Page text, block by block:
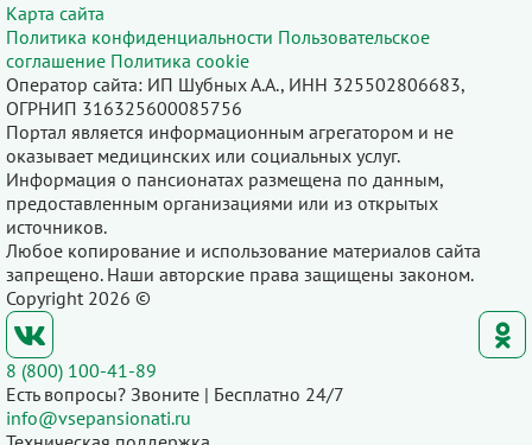
Карта сайта
Политика конфиденциальности Пользовательское
соглашение Политика cookie
Оператор сайта: ИП Шубных А.А., ИНН 325502806683,
ОГРНИП 316325600085756
Портал является информационным агрегатором и не
оказывает медицинских или социальных услуг.
Информация о пансионатах размещена по данным,
предоставленным организациями или из открытых
источников.
Любое копирование и использование материалов сайта
запрещено. Наши авторские права защищены законом.
Copyright 2026 ©
8 (800) 100-41-89
Есть вопросы? Звоните | Бесплатно 24/7
info@vsepansionati.ru